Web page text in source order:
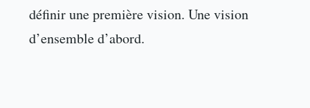
définir une première vision. Une vision
d’ensemble d’abord.